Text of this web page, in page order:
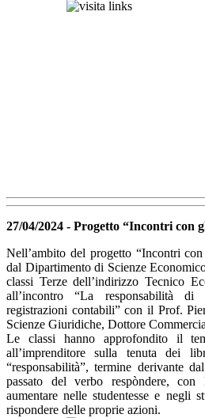
27/04/2024 - Progetto “Incontri con
Nell’ambito del progetto “Incontri
dal Dipartimento di Scienze
classi Terze dell’indirizzo Tecnico
all’incontro “La responsabilità
registrazioni contabili” con il Prof.
Scienze Giuridiche, Dottore
Le classi hanno approfondito il
all’imprenditore sulla tenuta dei
“responsabilità”, termine derivante
passato del verbo respòndere,
aumentare nelle studentesse e negli
rispondere delle proprie azioni.